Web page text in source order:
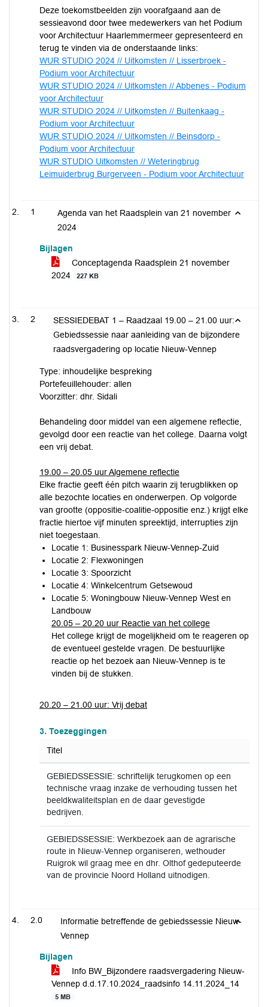
Deze toekomstbeelden zijn voorafgaand aan de
sessieavond door twee medewerkers van het Podium
voor Architectuur Haarlemmermeer gepresenteerd en
terug te vinden via de onderstaande links:
WUR STUDIO 2024 // Uitkomsten // Lisserbroek -
Podium voor Architectuur
WUR STUDIO 2024 // Uitkomsten // Abbenes - Podium
voor Architectuur
WUR STUDIO 2024 // Uitkomsten // Buitenkaag -
Podium voor Architectuur
WUR STUDIO 2024 // Uitkomsten // Beinsdorp -
Podium voor Architectuur
WUR STUDIO Uitkomsten // Weteringbrug
Leimuiderbrug Burgerveen - Podium voor Architectuur
1
Agenda van het Raadsplein van 21 november
2024
Bijlagen
Conceptagenda Raadsplein 21 november
2024
227 KB
2
SESSIEDEBAT 1 – Raadzaal 19.00 – 21.00 uur:
Gebiedssessie naar aanleiding van de bijzondere
raadsvergadering op locatie Nieuw-Vennep
Type: inhoudelijke bespreking
Portefeuillehouder: allen
Voorzitter: dhr. Sidali
Behandeling door middel van een algemene reflectie,
gevolgd door een reactie van het college. Daarna volgt
een vrij debat.
19.00 – 20.05 uur Algemene reflectie
Elke fractie geeft één pitch waarin zij terugblikken op
alle bezochte locaties en onderwerpen. Op volgorde
van grootte (oppositie-coalitie-oppositie enz.) krijgt elke
fractie hiertoe vijf minuten spreektijd, interrupties zijn
niet toegestaan.
Locatie 1: Businesspark Nieuw-Vennep-Zuid
Locatie 2: Flexwoningen
Locatie 3: Spoorzicht
Locatie 4: Winkelcentrum Getsewoud
Locatie 5: Woningbouw Nieuw-Vennep West en
Landbouw
20.05 – 20.20 uur Reactie van het college
Het college krijgt de mogelijkheid om te reageren op
de eventueel gestelde vragen. De bestuurlijke
reactie op het bezoek aan Nieuw-Vennep is te
vinden bij de stukken.
20.20 – 21.00 uur: Vrij debat
3. Toezeggingen
Titel
GEBIEDSSESSIE: schriftelijk terugkomen op een
technische vraag inzake de verhouding tussen het
beeldkwaliteitsplan en de daar gevestigde
bedrijven.
GEBIEDSSESSIE: Werkbezoek aan de agrarische
route in Nieuw-Vennep organiseren, wethouder
Ruigrok wil graag mee en dhr. Olthof gedeputeerde
van de provincie Noord Holland uitnodigen.
2.0
Informatie betreffende de gebiedssessie Nieuw-
Vennep
Bijlagen
Info BW_Bijzondere raadsvergadering Nieuw-
Vennep d.d.17.10.2024_raadsinfo 14.11.2024_14
5 MB